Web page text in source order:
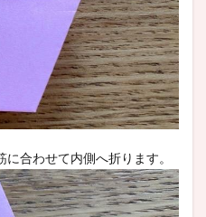
合わせて内側へ折ります。